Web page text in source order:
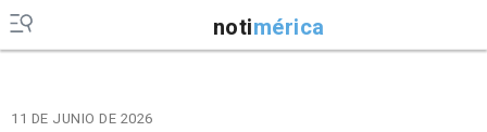
notimérica
11 DE JUNIO DE 2026